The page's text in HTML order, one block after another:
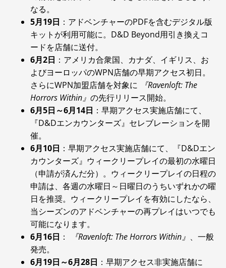
なる。
5月19日 ：アドベンチャーのPDFを含むデジタル版
キットが利用可能に。D&D Beyond用引き換えコ
ードを店舗に送付。
6月2日 ：アメリカ合衆国、カナダ、イギリス、お
よびヨーロッパのWPN店舗の早期アクセス初日。
さらにWPN加盟店舗を対象に
『Ravenloft: The
Horrors Within』 の先行リリース開始。
6月5日～6月14日 ：早期アクセス実施店舗にて、
『D&Dエンカウンターズ』セレブレーションを開
催。
6月10日 ：早期アクセス実施店舗にて、『D&Dエン
カウンターズ』ウィークリープレイの最初の水曜日
（申請が済んだ分）。ウィークリープレイの日程の
申請は、各週の水曜日～日曜日のうちいずれかの曜
日を推奨。ウィークリープレイを有効にしたなら、
当シーズンのアドベンチャーの再プレイはいつでも
可能になります。
6月16日 ： 『Ravenloft: The Horrors Within』 、一般
発売。
6月19日～6月28日 ：早期アクセス非実施店舗に